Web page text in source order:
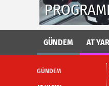
GÖLÜNE
GÜNDEM AT
GÜNDEM